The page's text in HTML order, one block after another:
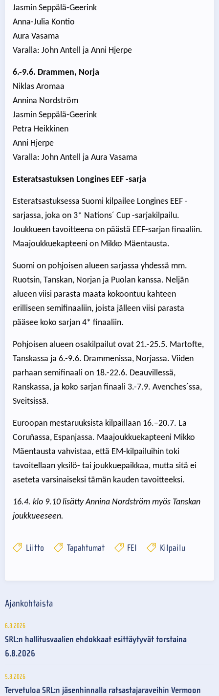
Jasmin Seppälä-Geerink
Anna-Julia Kontio
Aura Vasama
Varalla: John Antell ja Anni Hjerpe
6.-9.6. Drammen, Norja
Niklas Aromaa
Annina Nordström
Jasmin Seppälä-Geerink
Petra Heikkinen
Anni Hjerpe
Varalla: John Antell ja Aura Vasama
Esteratsastuksen Longines EEF -sarja
Esteratsastuksessa Suomi kilpailee Longines EEF -
sarjassa, joka on 3* Nations´ Cup -sarjakilpailu.
Joukkueen tavoitteena on päästä EEF-sarjan finaaliin.
Maajoukkuekapteeni on Mikko Mäentausta.
Suomi on pohjoisen alueen sarjassa yhdessä mm.
Ruotsin, Tanskan, Norjan ja Puolan kanssa. Neljän
alueen viisi parasta maata kokoontuu kahteen
erilliseen semifinaaliin, joista jälleen viisi parasta
pääsee koko sarjan 4* finaaliin.
Pohjoisen alueen osakilpailut ovat 21.-25.5. Martofte,
Tanskassa ja 6.-9.6. Drammenissa, Norjassa. Viiden
parhaan semifinaali on 18.-22.6. Deauvillessä,
Ranskassa, ja koko sarjan finaali 3.-7.9. Avenches´ssa,
Sveitsissä.
Euroopan mestaruuksista kilpaillaan 16.–20.7. La
Coruñassa, Espanjassa. Maajoukkuekapteeni Mikko
Mäentausta vahvistaa, että EM-kilpailuihin toki
tavoitellaan yksilö- tai joukkuepaikkaa, mutta sitä ei
aseteta varsinaiseksi tämän kauden tavoitteeksi.
16.4. klo 9.10 lisätty Annina Nordström myös Tanskan
joukkueeseen.
Liitto Tapahtumat FEI Kilpailu
Ajankohtaista
6.8.2026
SRL:n hallitusvaalien ehdokkaat esittäytyvät torstaina
6.8.2026
5.8.2026
Tervetuloa SRL:n jäsenhinnalla ratsastajaraveihin Vermoon